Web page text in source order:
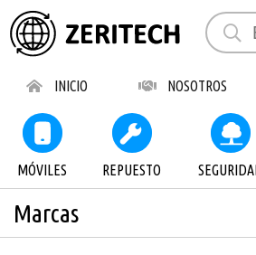
INICIO NOSOTROS
MÓVILES REPUESTO
Marcas